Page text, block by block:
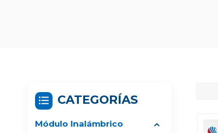
CATEGORÍAS
Módulo Inalámbrico